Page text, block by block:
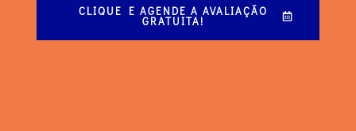
CLIQUE E AGENDE A AVALIAÇÃO
GRATUITA!